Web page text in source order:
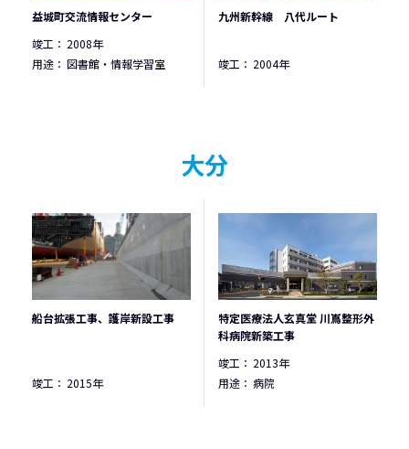
益城町交流情報センター
竣工： 2008年
用途： 図書館・情報学習室
九州新幹線 八代ルート
竣工： 2004年
大分
船台拡張工事、護岸新設工事
竣工： 2015年
特定医療法人玄真堂 川嶌整形外
科病院新築工事
竣工： 2013年
用途： 病院